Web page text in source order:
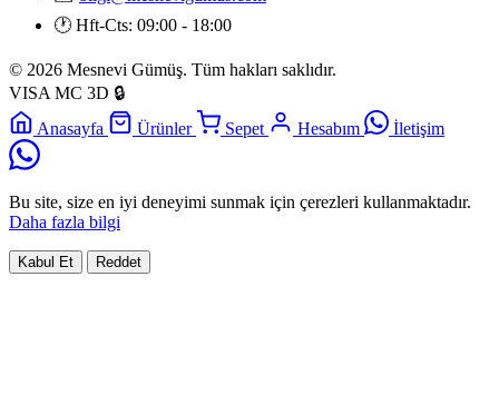
🕐 Hft-Cts: 09:00 - 18:00
© 2026 Mesnevi Gümüş. Tüm hakları saklıdır.
VISA MC 3D 🔒
Anasayfa
Ürünler Sepet Hesabım İletişim
Bu site, size en iyi deneyimi sunmak için çerezleri kullanmaktadır.
Daha fazla bilgi
Kabul Et Reddet